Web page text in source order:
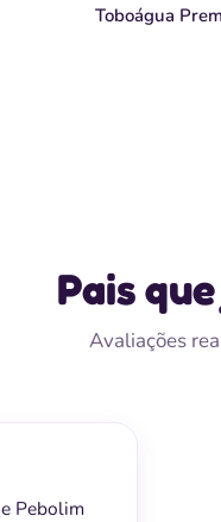
Toboágua
Pais
Avaliações
Pebolim